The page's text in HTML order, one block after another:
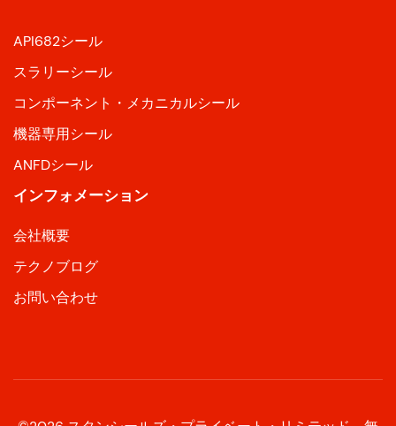
API682シール
スラリーシール
コンポーネント・メカニカルシール
機器専用シール
ANFDシール
インフォメーション
会社概要
テクノブログ
お問い合わせ